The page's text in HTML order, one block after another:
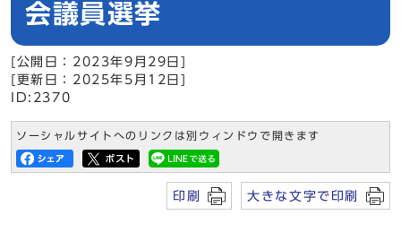
会議員選挙
[公開日：2023年9月29日]
[更新日：2025年5月12日]
ID:2370
ソーシャルサイトへのリンクは別ウィンドウで開きます
印刷 大きな文字で印刷